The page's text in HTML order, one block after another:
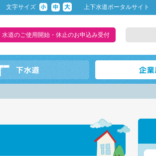
文字サイズ 上下水道ポータルサイト
水道のご使用開始・休止のお申込み受付